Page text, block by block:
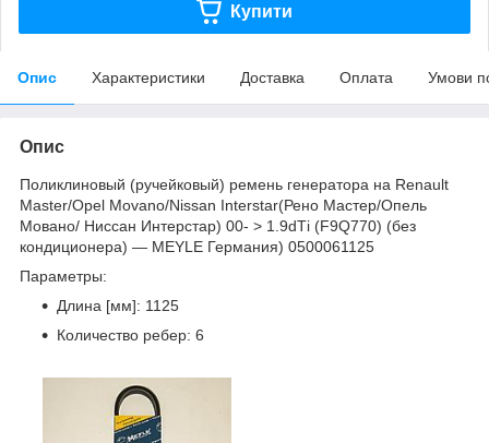
Купити
Опис Характеристики Доставка Оплата Умови
Опис
Поликлиновый (ручейковый) ремень генератора на Renault
Master/Opel Movano/Nissan Interstar(Рено Мастер/Опель
Мовано/ Ниссан Интерстар) 00- > 1.9dТi (F9Q770) (без
кондиционера) — MEYLE Германия) 0500061125
Параметры:
Длина [мм]: 1125
Количество ребер: 6